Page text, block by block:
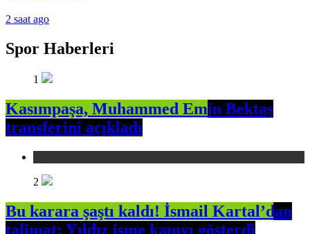
2 saat ago
Spor Haberleri
1
Kasımpaşa, Muhammed Emin Bektaş
transferini açıkladı
2
Bu karara şaştı kaldı! İsmail Kartal’dan
talimat: Yıldız isme kapıyı gösterdi